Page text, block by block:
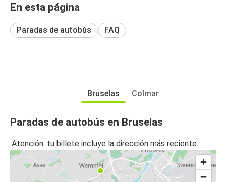
En esta página
Paradas de autobús FAQ
Bruselas Colmar
Paradas de autobús en Bruselas
Atención: tu billete incluye la dirección más reciente.